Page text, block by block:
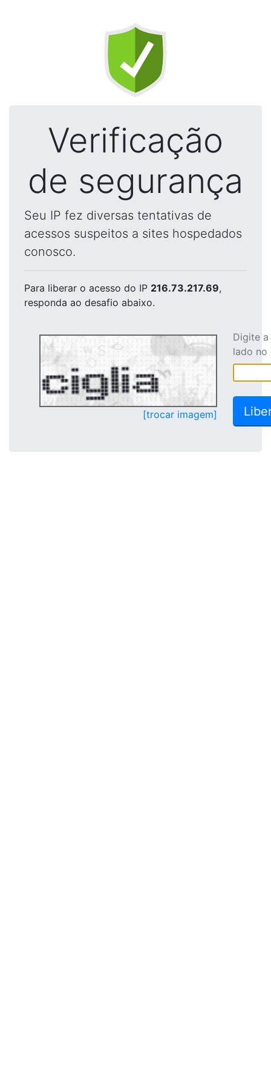
Verificação
de segurança
Seu IP fez diversas tentativas de
acessos suspeitos a sites hospedados
conosco.
Para liberar o acesso do IP 216.73.217.69,
responda ao desafio abaixo.
[trocar imagem]
Digite
lado no